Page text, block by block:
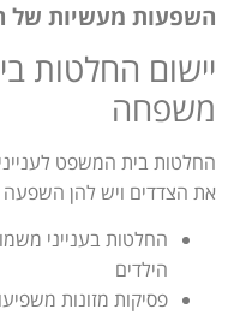
השפעות מעשיות של
יישום החלטות
משפחה
החלטות בית המשפט
את הצדדים ויש להן
החלטות בענייני
הילדים
פסיקות מזונות